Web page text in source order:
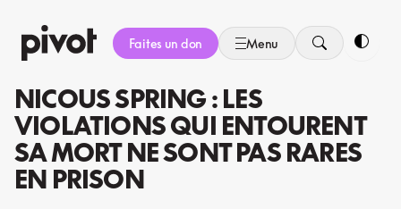
au
contenu
Faites un don Menu
NICOUS SPRING : LES
VIOLATIONS QUI ENTOURENT
SA MORT NE SONT PAS RARES
EN PRISON